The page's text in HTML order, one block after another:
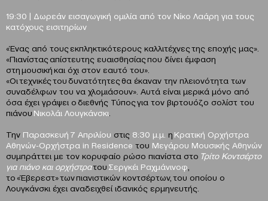
19:30 | Δωρεάν εισαγωγική ομιλία από τον Νίκο Λαάρη για τους
κατόχους εισιτηρίων
«Ένας από τους εκπληκτικότερους καλλιτέχνες της εποχής μας».
«Πιανίστας απίστευτης ευαισθησίας που δίνει έμφαση
στη μουσική και όχι στον εαυτό του».
«Οι τεχνικές του δυνατότητες θα έκαναν την πλειονότητα των
συναδέλφων του να χλομιάσουν». Αυτά είναι μερικά μόνο από
όσα έχει γράψει ο διεθνής Τύπος για τον βιρτουόζο σολίστ του
πιάνου Νικολάι Λουγκάνσκι
Την Παρασκευή 7 Απριλίου στις 8:30 μ.μ. η Κρατική Ορχήστρα
Αθηνών-Ορχήστρα in Residence του Μεγάρου Μουσικής Αθηνών
συμπράττει με τον κορυφαίο ρώσο πιανίστα στο Τρίτο Κοντσέρτο
για πιάνο και ορχήστρατου Σεργκέι Ραχμάνινοφ
το «Έβερεστ» των πιανιστικών κοντσέρτων, του οποίου ο
Λουγκάνσκι έχει αναδειχθεί ιδανικός ερμηνευτής.